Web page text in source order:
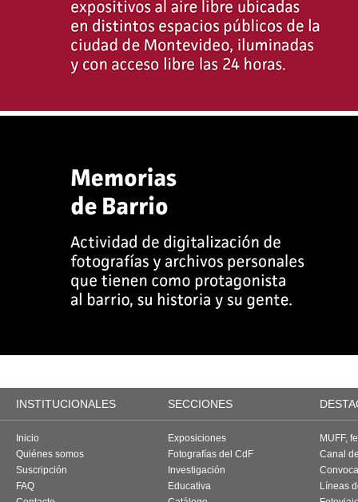
INSTITUCIONALES SECCIONES
Inicio
Quiénes somos
Suscripción
FAQ
Exposiciones
Fotografías del CdF
Investigación
Educativa
MUFF,
Canal
Líneas